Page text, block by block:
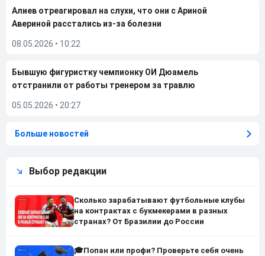
Алиев отреагировал на слухи, что они с Ариной
Авериной расстались из-за болезни
08.05.2026 • 10:22
Бывшую фигуристку чемпионку ОИ Дюамель
отстранили от работы тренером за травлю
05.05.2026 • 20:27
Больше новостей
Выбор редакции
Сколько зарабатывают футбольные клубы
на контрактах с букмекерами в разных
странах? От Бразилии до России
🎓Попан или профи? Проверьте себя очень